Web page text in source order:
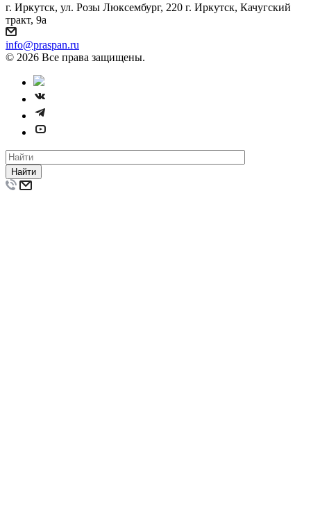
г. Иркутск, ул. Розы Люксембург, 220 г. Иркутск, Качугский
тракт, 9а
info@praspan.ru
© 2026 Все права защищены.
Найти